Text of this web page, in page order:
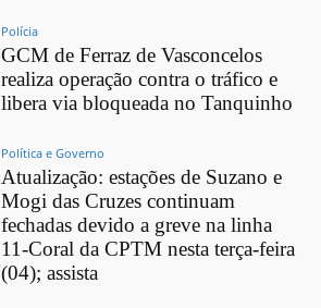
Polícia
GCM de Ferraz de Vasconcelos
realiza operação contra o tráfico e
libera via bloqueada no Tanquinho
Política e Governo
Atualização: estações de Suzano e
Mogi das Cruzes continuam
fechadas devido a greve na linha
11-Coral da CPTM nesta terça-feira
(04); assista